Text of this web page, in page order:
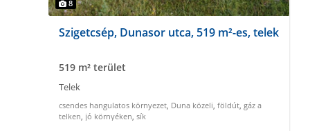
8
Szigetcsép, Dunasor utca, 519 m²-es, telek
519 m² terület
Telek
csendes hangulatos környezet, Duna közeli, földút, gáz a
telken, jó környéken, sík